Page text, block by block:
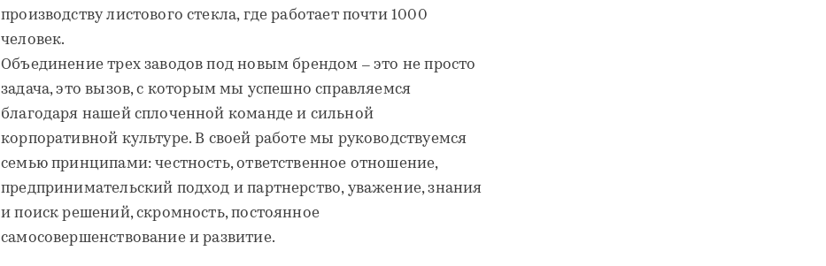
производству листового стекла, где работает почти 1000
человек.
Объединение трех заводов под новым брендом – это не просто
задача, это вызов, с которым мы успешно справляемся
благодаря нашей сплоченной команде и сильной
корпоративной культуре. В своей работе мы руководствуемся
семью принципами: честность, ответственное отношение,
предпринимательский подход и партнерство, уважение, знания
и поиск решений, скромность, постоянное
самосовершенствование и развитие.